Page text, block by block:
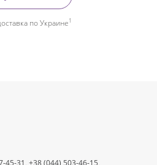
по Украине1
45-31, +38 (044) 503-46-15,